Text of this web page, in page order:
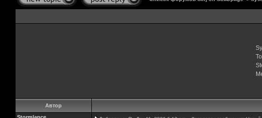
Автор